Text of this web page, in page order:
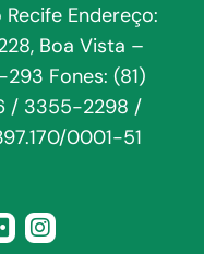
Endereço:
Boa Vista –
Fones: (81)
/ 3355-2298 /
0001-51